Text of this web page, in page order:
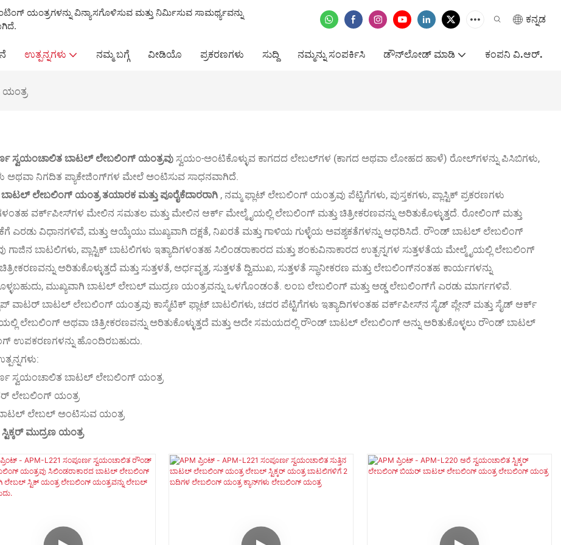
ಯಂತ್ರಗಳನ್ನು ವಿನ್ಯಾಸಗೊಳಿಸುವ ಮತ್ತು ನಿರ್ಮಿಸುವ ಸಾಮರ್ಥ್ಯವನ್ನು
ಕನ್ನಡ
ಉತ್ಪನ್ನಗಳು ನಮ್ಮ ಬಗ್ಗೆ ವೀಡಿಯೊ ಪ್ರಕರಣಗಳು ಸುದ್ದಿ ನಮ್ಮನ್ನು ಸಂಪರ್ಕಿಸಿ ಡೌನ್‌ಲೋಡ್ ಮಾಡಿ ಕಂಪನಿ ವಿ.ಆರ್.
ಸ್ವಯಂಚಾಲಿತ ಬಾಟಲ್ ಲೇಬಲಿಂಗ್ ಯಂತ್ರವುಸ್ವಯಂ-ಅಂಟಿಕೊಳ್ಳುವ ಕಾಗದದ ಲೇಬಲ್‌ಗಳ (ಕಾಗದ ಅಥವಾ ಲೋಹದ ಹಾಳೆ) ರೋಲ್‌ಗಳನ್ನು ಪಿಸಿಬಿಗಳು,
ಅಥವಾ ನಿಗದಿತ ಪ್ಯಾಕೇಜಿಂಗ್‌ಗಳ ಮೇಲೆ ಅಂಟಿಸುವ ಸಾಧನವಾಗಿದೆ.
ಬಾಟಲ್ ಲೇಬಲಿಂಗ್ ಯಂತ್ರ ತಯಾರಕ ಮತ್ತು ಪೂರೈಕೆದಾರರಾಗಿ, ನಮ್ಮ ಫ್ಲಾಟ್ ಲೇಬಲಿಂಗ್ ಯಂತ್ರವು ಪೆಟ್ಟಿಗೆಗಳು, ಪುಸ್ತಕಗಳು, ಪ್ಲಾಸ್ಟಿಕ್ ಪ್ರಕರಣಗಳು
ವರ್ಕ್‌ಪೀಸ್‌ಗಳ ಮೇಲಿನ ಸಮತಲ ಮತ್ತು ಮೇಲಿನ ಆರ್ಕ್ ಮೇಲ್ಮೈಯಲ್ಲಿ ಲೇಬಲಿಂಗ್ ಮತ್ತು ಚಿತ್ರೀಕರಣವನ್ನು ಅರಿತುಕೊಳ್ಳುತ್ತದೆ. ರೋಲಿಂಗ್ ಮತ್ತು
ಎರಡು ವಿಧಾನಗಳಿವೆ, ಮತ್ತು ಆಯ್ಕೆಯು ಮುಖ್ಯವಾಗಿ ದಕ್ಷತೆ, ನಿಖರತೆ ಮತ್ತು ಗಾಳಿಯ ಗುಳ್ಳೆಯ ಅವಶ್ಯಕತೆಗಳನ್ನು ಆಧರಿಸಿದೆ. ರೌಂಡ್ ಬಾಟಲ್ ಲೇಬಲಿಂಗ್
ಗಾಜಿನ ಬಾಟಲಿಗಳು, ಪ್ಲಾಸ್ಟಿಕ್ ಬಾಟಲಿಗಳು ಇತ್ಯಾದಿಗಳಂತಹ ಸಿಲಿಂಡರಾಕಾರದ ಮತ್ತು ಶಂಕುವಿನಾಕಾರದ ಉತ್ಪನ್ನಗಳ ಸುತ್ತಳತೆಯ ಮೇಲ್ಮೈಯಲ್ಲಿ ಲೇಬಲಿಂಗ್
ಅರಿತುಕೊಳ್ಳುತ್ತದೆ ಮತ್ತು ಸುತ್ತಳತೆ, ಅರ್ಧವೃತ್ತ, ಸುತ್ತಳತೆ ದ್ವಿಮುಖ, ಸುತ್ತಳತೆ ಸ್ಥಾನೀಕರಣ ಮತ್ತು ಲೇಬಲಿಂಗ್‌ನಂತಹ ಕಾರ್ಯಗಳನ್ನು
ಮುಖ್ಯವಾಗಿ ಬಾಟಲ್ ಲೇಬಲ್ ಮುದ್ರಣ ಯಂತ್ರವನ್ನು ಒಳಗೊಂಡಂತೆ. ಲಂಬ ಲೇಬಲಿಂಗ್ ಮತ್ತು ಅಡ್ಡ ಲೇಬಲಿಂಗ್‌ಗೆ ಎರಡು ಮಾರ್ಗಗಳಿವೆ.
ವಾಟರ್ ಬಾಟಲ್ ಲೇಬಲಿಂಗ್ ಯಂತ್ರವು ಕಾಸ್ಮೆಟಿಕ್ ಫ್ಲಾಟ್ ಬಾಟಲಿಗಳು, ಚದರ ಪೆಟ್ಟಿಗೆಗಳು ಇತ್ಯಾದಿಗಳಂತಹ ವರ್ಕ್‌ಪೀಸ್‌ನ ಸೈಡ್ ಪ್ಲೇನ್ ಮತ್ತು ಸೈಡ್ ಆರ್ಕ್
ಲೇಬಲಿಂಗ್ ಅಥವಾ ಚಿತ್ರೀಕರಣವನ್ನು ಅರಿತುಕೊಳ್ಳುತ್ತದೆ ಮತ್ತು ಅದೇ ಸಮಯದಲ್ಲಿ ರೌಂಡ್ ಬಾಟಲ್ ಲೇಬಲಿಂಗ್ ಅನ್ನು ಅರಿತುಕೊಳ್ಳಲು ರೌಂಡ್ ಬಾಟಲ್
ಉಪಕರಣಗಳನ್ನು ಹೊಂದಿರಬಹುದು.
ಸ್ವಯಂಚಾಲಿತ ಬಾಟಲ್ ಲೇಬಲಿಂಗ್ ಯಂತ್ರ
ಲೇಬಲಿಂಗ್ ಯಂತ್ರ
ಲೇಬಲ್ ಅಂಟಿಸುವ ಯಂತ್ರ
ಮುದ್ರಣ ಯಂತ್ರ